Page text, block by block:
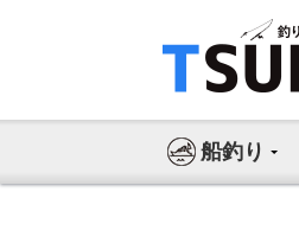
ス
船釣り